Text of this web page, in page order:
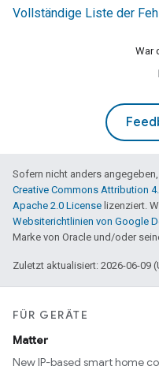
Vollständige Liste der
War
Sofern nicht anders
Creative Commons Attribution
Apache 2.0 License lizenziert.
Websiterichtlinien von Google
Marke von Oracle und/oder
Zuletzt aktualisiert: 2026-06-09
FÜR GERÄTE
Matter
New IP-based smart home